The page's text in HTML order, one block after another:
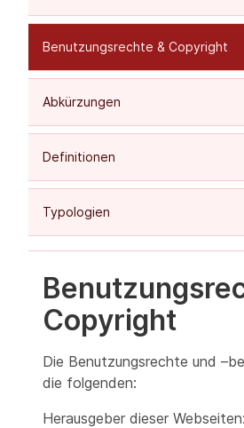
Benutzungsrechte & Copyright
Abkürzungen
Definitionen
Typologien
Copyright
Die Benutzungsrechte und
die folgenden:
Herausgeber dieser